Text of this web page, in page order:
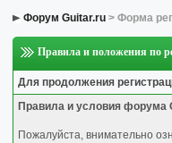
Форум Guitar.ru > Форма
Правила и положения по
Для продолжения
Правила и условия форума
Пожалуйста, внимательно